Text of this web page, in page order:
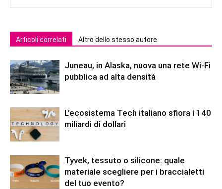
Articoli correlati Altro dello stesso autore
Juneau, in Alaska, nuova una rete Wi-Fi
pubblica ad alta densità
L’ecosistema Tech italiano sfiora i 140
miliardi di dollari
Tyvek, tessuto o silicone: quale
materiale scegliere per i braccialetti
del tuo evento?